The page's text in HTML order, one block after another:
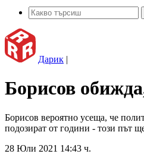
Дарик |
Борисов
Борисов вероятно усеща, че
подозират от години - този път
28 Юли 2021 14:43 ч.